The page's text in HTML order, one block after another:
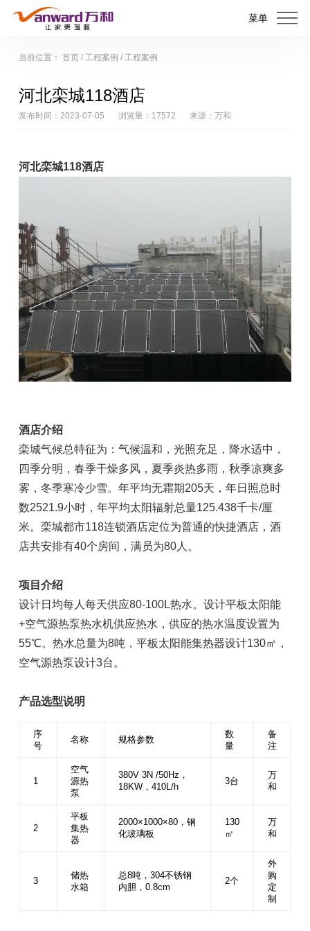
菜单
当前位置： 首页/ 工程案例 / 工程案例
河北栾城118酒店
发布时间：2023-07-05 浏览量：17572 来源：万和
河北栾城118酒店
酒店介绍
栾城气候总特征为：气候温和，光照充足，降水适中，
四季分明，春季干燥多风，夏季炎热多雨，秋季凉爽多
雾，冬季寒冷少雪。年平均无霜期205天，年日照总时
数2521.9小时，年平均太阳辐射总量125.438千卡/厘
米。栾城都市118连锁酒店定位为普通的快捷酒店，酒
店共安排有40个房间，满员为80人。
项目介绍
设计日均每人每天供应80-100L热水。设计平板太阳能
+空气源热泵热水机供应热水，供应的热水温度设置为
55℃。热水总量为8吨，平板太阳能集热器设计130㎡，
空气源热泵设计3台。
产品选型说明
序
号
名称 规格参数
数
量
备
注
1
空气
源热
泵
380V 3N /50Hz，
18KW，410L/h
3台
万
和
2
平板
集热
器
2000×1000×80，钢
化玻璃板
130
㎡
万
和
3
储热
水箱
总8吨，304不锈钢
内胆，0.8cm
2个
外
购
定
制